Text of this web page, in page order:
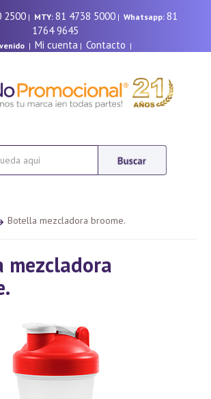
2500| MTY: 81 4738 5000| Whatsapp: 81
1764 9645
| Mi cuenta | Contacto |
Botella mezcladora broome.
mezcladora